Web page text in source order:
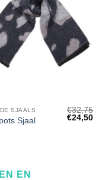
SJAALS
Sjaal
€32,75
€24,50
EN